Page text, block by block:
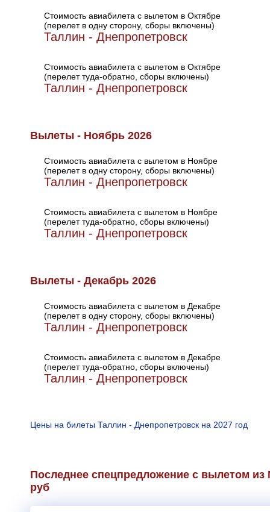
Стоимость авиабилета с вылетом в Октябре
(перелет в одну сторону, сборы включены)
Таллин - Днепропетровск
Стоимость авиабилета с вылетом в Октябре
(перелет туда-обратно, сборы включены)
Таллин - Днепропетровск
Вылеты - Ноябрь 2026
Стоимость авиабилета с вылетом в Ноябре
(перелет в одну сторону, сборы включены)
Таллин - Днепропетровск
Стоимость авиабилета с вылетом в Ноябре
(перелет туда-обратно, сборы включены)
Таллин - Днепропетровск
Вылеты - Декабрь 2026
Стоимость авиабилета с вылетом в Декабре
(перелет в одну сторону, сборы включены)
Таллин - Днепропетровск
Стоимость авиабилета с вылетом в Декабре
(перелет туда-обратно, сборы включены)
Таллин - Днепропетровск
Цены на билеты Таллин - Днепропетровск на 2027 год
Последнее спецпредложение с вылетом
руб